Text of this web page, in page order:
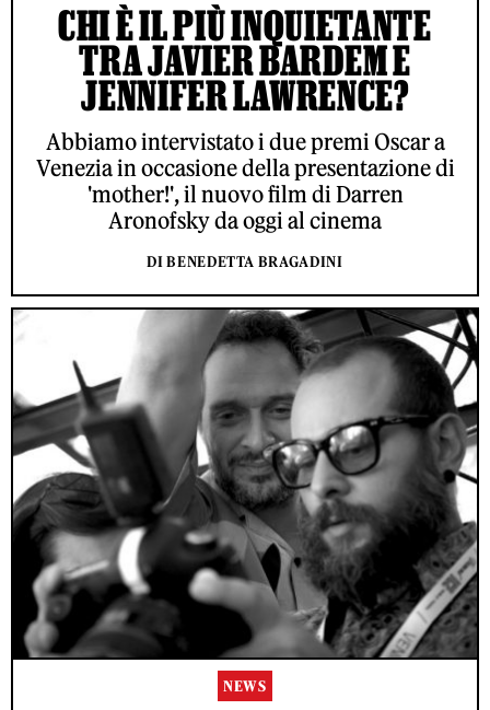
CHI È IL PIÙ INQUIETANTE
TRA JAVIER BARDEM E
JENNIFER LAWRENCE?
Abbiamo intervistato i due premi Oscar a
Venezia in occasione della presentazione di
'mother!', il nuovo film di Darren
Aronofsky da oggi al cinema
DI BENEDETTA BRAGADINI
NEWS